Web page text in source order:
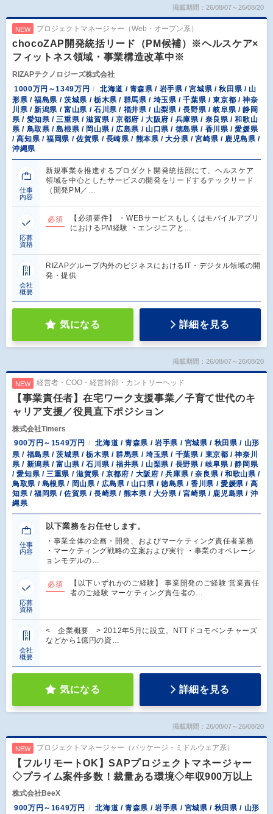
掲載期間：26/08/07～26/08/20
NEW プロジェクトマネージャー（Web・オープン系）
chocoZAP開発統括リード（PM候補）※ヘルスケア×
フィットネス領域・事業構造改革中※
RIZAPテクノロジーズ株式会社
1000万円～1349万円
北海道 / 青森県 / 岩手県 / 宮城県 / 秋田県 / 山
形県 / 福島県 / 茨城県 / 栃木県 / 群馬県 / 埼玉県 / 千葉県 / 東京都 / 神奈
川県 / 新潟県 / 富山県 / 石川県 / 福井県 / 山梨県 / 長野県 / 岐阜県 / 静岡
県 / 愛知県 / 三重県 / 滋賀県 / 京都府 / 大阪府 / 兵庫県 / 奈良県 / 和歌山
県 / 鳥取県 / 島根県 / 岡山県 / 広島県 / 山口県 / 徳島県 / 香川県 / 愛媛県
/ 高知県 / 福岡県 / 佐賀県 / 長崎県 / 熊本県 / 大分県 / 宮崎県 / 鹿児島県 /
沖縄県
仕事
内容
新規事業を推進するプロダクト開発統括部にて、ヘルスケア
領域を中心としたサービスの開発をリードするテックリード
（開発PM／…
応募
資格
必須
【必須要件】 ・WEBサービスもしくはモバイルアプリ
におけるPM経験 ・エンジニアと…
会社
概要
RIZAPグループ内外のビジネスにおけるIT・デジタル領域の開
発・提供
気になる 詳細を見る
掲載期間：26/08/07～26/08/20
NEW 経営者・COO・経営幹部・カントリーヘッド
【事業責任者】在宅ワーク支援事業／子育て世代のキ
ャリア支援／役員直下ポジション
株式会社Timers
900万円～1549万円
北海道 / 青森県 / 岩手県 / 宮城県 / 秋田県 / 山形
県 / 福島県 / 茨城県 / 栃木県 / 群馬県 / 埼玉県 / 千葉県 / 東京都 / 神奈川
県 / 新潟県 / 富山県 / 石川県 / 福井県 / 山梨県 / 長野県 / 岐阜県 / 静岡県
/ 愛知県 / 三重県 / 滋賀県 / 京都府 / 大阪府 / 兵庫県 / 奈良県 / 和歌山県 /
鳥取県 / 島根県 / 岡山県 / 広島県 / 山口県 / 徳島県 / 香川県 / 愛媛県 / 高
知県 / 福岡県 / 佐賀県 / 長崎県 / 熊本県 / 大分県 / 宮崎県 / 鹿児島県 / 沖
縄県
仕事
内容
以下業務をお任せします。
・事業全体の企画・開発、およびマーケティング責任者業務
・マーケティング戦略の立案および実行 ・事業のオペレーシ
ョンモデルの…
応募
資格
必須
【以下いずれかのご経験】 事業開発のご経験 営業責任
者のご経験 マーケティング責任者の…
会社
概要
< 企業概要 > 2012年5月に設立。NTTドコモベンチャーズ
などから1億円の資…
気になる 詳細を見る
掲載期間：26/08/07～26/08/20
NEW プロジェクトマネージャー（パッケージ・ミドルウェア系）
【フルリモートOK】SAPプロジェクトマネージャー
◇プライム案件多数！裁量ある環境◇年収900万以上
株式会社BeeX
900万円～1649万円
北海道 / 青森県 / 岩手県 / 宮城県 / 秋田県 / 山形